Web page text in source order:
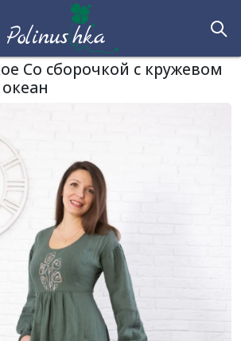
Со сборочкой с кружевом